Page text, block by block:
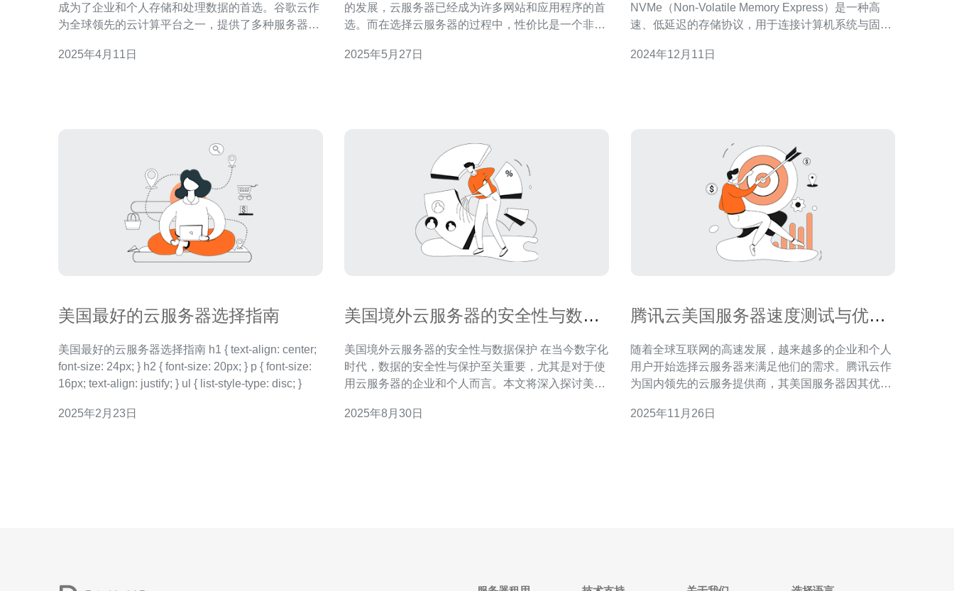
成为了企业和个人存储和处理数据的首选。谷歌云作
为全球领先的云计算平台之一，提供了多种服务器选
地了解其特点和优势。 谷歌云美国服务器采用先进的
2025年4月11日
的发展，云服务器已经成为许多网站和应用程序的首
选。而在选择云服务器的过程中，性价比是一个非常
令人惊喜的选择——一块钱的美国云服务器。 一块钱
2025年5月27日
NVMe（Non-Volatile Memory Express）是一种高
速、低延迟的存储协议，用于连接计算机系统与固态
种协议的云计算服务，提供了卓越的性能和可靠性。
2024年12月11日
美国最好的云服务器选择指南
美国最好的云服务器选择指南 h1 { text-align: center;
font-size: 24px; } h2 { font-size: 20px; } p { font-size:
16px; text-align: justify; } ul { list-style-type: disc; }
2025年2月23日
美国境外云服务器的安全性与数据
美国境外云服务器的安全性与数据保护 在当今数字化
时代，数据的安全性与保护至关重要，尤其是对于使
用云服务器的企业和个人而言。本文将深入探讨美国
解其重要性和如何选择合适的服务。 以下是本文的三
2025年8月30日
腾讯云美国服务器速度测试与优化
随着全球互联网的高速发展，越来越多的企业和个人
用户开始选择云服务器来满足他们的需求。腾讯云作
为国内领先的云服务提供商，其美国服务器因其优良
美国服务器进行速度测试，并提出一些优化建议，以
2025年11月26日